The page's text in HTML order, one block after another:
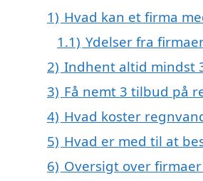
1) Hvad kan et firma
1.1) Ydelser fra
2) Indhent altid mindst
3) Få nemt 3 tilbud på
4) Hvad koster
5) Hvad er med til at
6) Oversigt over